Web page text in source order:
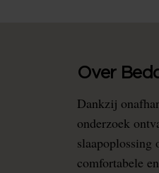
Over
Dankzij
onderzoek
slaapoplossing
comfortabele